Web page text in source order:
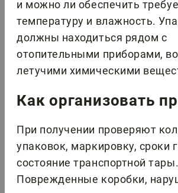
и можно ли обеспечить
температуру и влажность.
должны находиться рядом с
отопительными приборами,
летучими химическими
Как организовать
При получении проверяют
упаковок, маркировку, сроки
состояние транспортной тары.
Поврежденные коробки,